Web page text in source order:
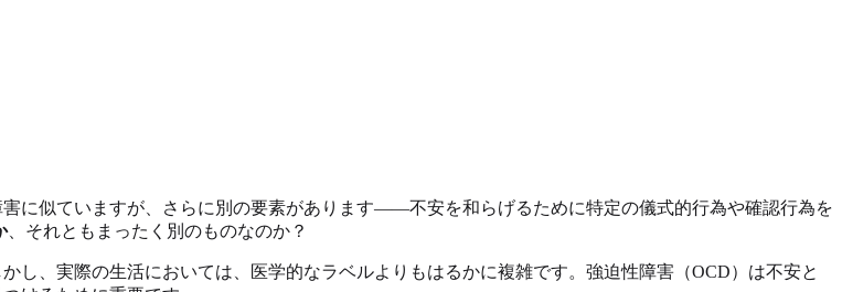
に似ていますが、さらに別の要素があります——不安を和らげるために特定の儀式的行為や確認行為を
、それともまったく別のものなのか？
、実際の生活においては、医学的なラベルよりもはるかに複雑です。強迫性障害（OCD）は不安と